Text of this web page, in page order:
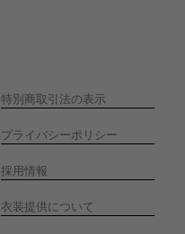
特別商取引法の表示
プライバシーポリシー
採用情報
衣装提供について